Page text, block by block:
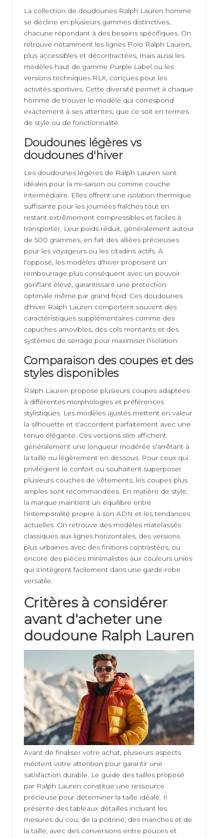
La collection de doudounes Ralph Lauren homme
se décline en plusieurs gammes distinctives,
chacune répondant à des besoins spécifiques. On
retrouve notamment les lignes Polo Ralph Lauren,
plus accessibles et décontractées, mais aussi les
modèles haut de gamme Purple Label ou les
versions techniques RLX, conçues pour les
activités sportives. Cette diversité permet à chaque
homme de trouver le modèle qui correspond
exactement à ses attentes, que ce soit en termes
de style ou de fonctionnalité.
Doudounes légères vs
doudounes d'hiver
Les doudounes légères de Ralph Lauren sont
idéales pour la mi-saison ou comme couche
intermédiaire. Elles offrent une isolation thermique
suffisante pour les journées fraîches tout en
restant extrêmement compressibles et faciles à
transporter. Leur poids réduit, généralement autour
de 500 grammes, en fait des alliées précieuses
pour les voyageurs ou les citadins actifs. À
l'opposé, les modèles d'hiver proposent un
rembourrage plus conséquent avec un pouvoir
gonflant élevé, garantissant une protection
optimale même par grand froid. Ces doudounes
d'hiver Ralph Lauren comportent souvent des
caractéristiques supplémentaires comme des
capuches amovibles, des cols montants et des
systèmes de serrage pour maximiser l'isolation.
Comparaison des coupes et des
styles disponibles
Ralph Lauren propose plusieurs coupes adaptées
à différentes morphologies et préférences
stylistiques. Les modèles ajustés mettent en valeur
la silhouette et s'accordent parfaitement avec une
tenue élégante. Ces versions slim affichent
généralement une longueur modérée s'arrêtant à
la taille ou légèrement en dessous. Pour ceux qui
privilégient le confort ou souhaitent superposer
plusieurs couches de vêtements, les coupes plus
amples sont recommandées. En matière de style,
la marque maintient un équilibre entre
l'intemporalité propre à son ADN et les tendances
actuelles. On retrouve des modèles matelassés
classiques aux lignes horizontales, des versions
plus urbaines avec des finitions contrastées, ou
encore des pièces minimalistes aux couleurs unies
qui s'intègrent facilement dans une garde-robe
versatile.
Critères à considérer
avant d'acheter une
doudoune Ralph Lauren
Avant de finaliser votre achat, plusieurs aspects
méritent votre attention pour garantir une
satisfaction durable. Le guide des tailles proposé
par Ralph Lauren constitue une ressource
précieuse pour déterminer la taille idéale. Il
présente des tableaux détaillés incluant les
mesures du cou, de la poitrine, des manches et de
la taille, avec des conversions entre pouces et